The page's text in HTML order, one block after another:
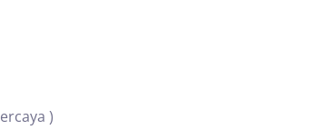
)